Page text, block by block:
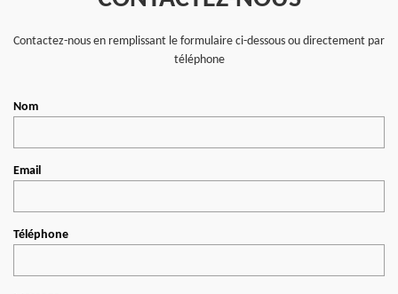
Contactez-nous en remplissant le formulaire ci-dessous ou directement par
téléphone
Nom
Email
Téléphone